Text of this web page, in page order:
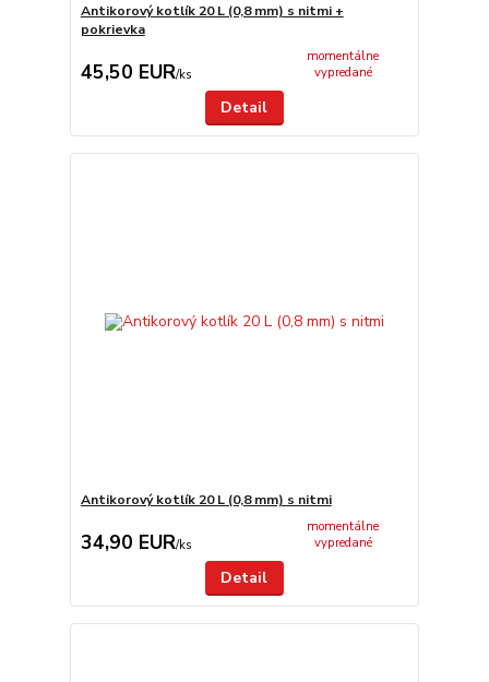
Antikorový kotlík 20 L (0,8 mm) s nitmi +
pokrievka
45,50 EUR/ks
momentálne
vypredané
Detail
Antikorový kotlík 20 L (0,8 mm) s nitmi
34,90 EUR/ks
momentálne
vypredané
Detail